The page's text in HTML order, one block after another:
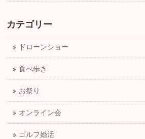
カテゴリー
ドローンショー
食べ歩き
お祭り
オンライン会
ゴルフ婚活